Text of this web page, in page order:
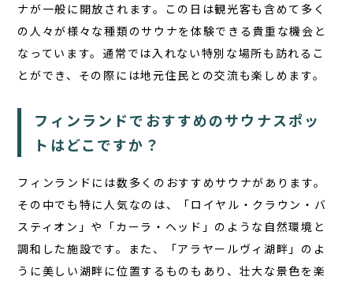
ナが一般に開放されます。この日は観光客も含めて多く
の人々が様々な種類のサウナを体験できる貴重な機会と
なっています。通常では入れない特別な場所も訪れるこ
とができ、その際には地元住民との交流も楽しめます。
フィンランドでおすすめのサウナスポッ
トはどこですか？
フィンランドには数多くのおすすめサウナがあります。
その中でも特に人気なのは、「ロイヤル・クラウン・バ
スティオン」や「カーラ・ヘッド」のような自然環境と
調和した施設です。また、「アラヤールヴィ湖畔」のよ
うに美しい湖畔に位置するものもあり、壮大な景色を楽